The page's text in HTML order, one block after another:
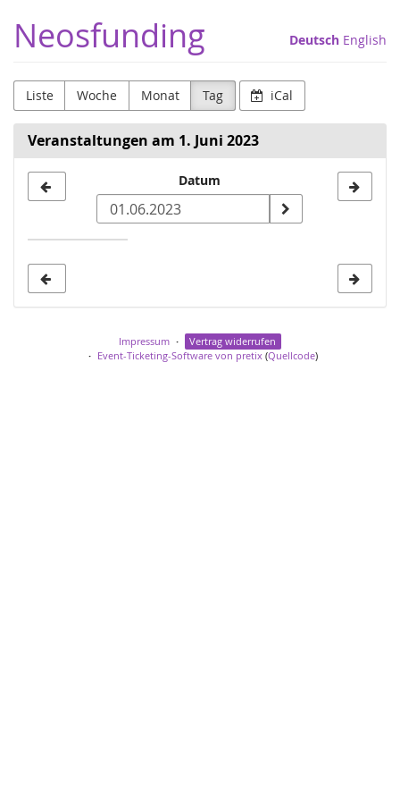
Haupt-
Inhalt
Neosfunding Deutsch English
Liste Woche Monat Tag iCal
Veranstaltungen am 1. Juni 2023
zur
Anzeige
Datum
Impressum
Vertrag widerrufen
Event-Ticketing-Software von pretix(Quellcode)